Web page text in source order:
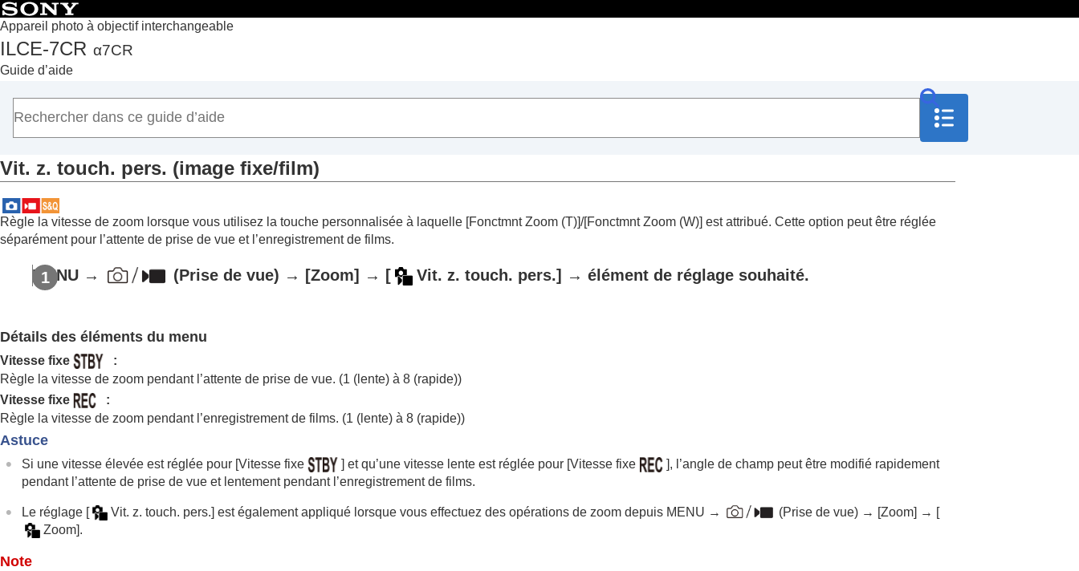
Appareil photo à objectif interchangeable
ILCE-7CR α7CR
Guide d’aide
Accueil
Remarques sur l’utilisation de votre appareil
Vérification de l'appareil et des éléments fournis
Fonctions de base
Recherche de fonctions dans le MENU
Utilisation des fonctions de prise de vue
Sélection d’un mode de prise de vue
Autofocus avec reconnaissance du sujet
Utilisation des fonctions de mise au point
Réglage des modes d’exposition/de mesure
Sélection de la sensibilité ISO
Balance des blancs
Ajout d’effets aux images
Prise de vue avec les modes d’entraînement (prise de vue en continu/retardateur)
Retardateur(film)
Vit. z. touch. pers. (image fixe/film)
Règle la vitesse de zoom lorsque vous utilisez la touche personnalisée à laquelle [Fonctmnt Zoom (T)]/[Fonctmnt Zoom (W)] est attribué. Cette option peut être réglée
séparément pour l’attente de prise de vue et l’enregistrement de films.
MENU → (Prise de vue) → [Zoom] → [ Vit. z. touch. pers.] → élément de réglage souhaité.
Détails des éléments du menu
Vitesse fixe
:
Règle la vitesse de zoom pendant l’attente de prise de vue. (1 (lente) à 8 (rapide))
Vitesse fixe
:
Règle la vitesse de zoom pendant l’enregistrement de films. (1 (lente) à 8 (rapide))
Astuce
Si une vitesse élevée est réglée pour [Vitesse fixe ] et qu’une vitesse lente est réglée pour [Vitesse fixe ], l’angle de champ peut être modifié rapidement
pendant l’attente de prise de vue et lentement pendant l’enregistrement de films.
Le réglage [ Vit. z. touch. pers.] est également appliqué lorsque vous effectuez des opérations de zoom depuis MENU → (Prise de vue) → [Zoom] → [
Zoom].
Note